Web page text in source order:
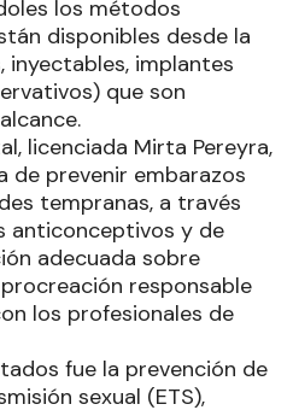
los métodos
disponibles desde la
inyectables, implantes
que son
licenciada Mirta Pereyra,
de prevenir embarazos
tempranas, a través
anticonceptivos y de
adecuada sobre
responsable
los profesionales de
fue la prevención de
sexual (ETS),